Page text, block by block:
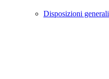
Disposizioni generali